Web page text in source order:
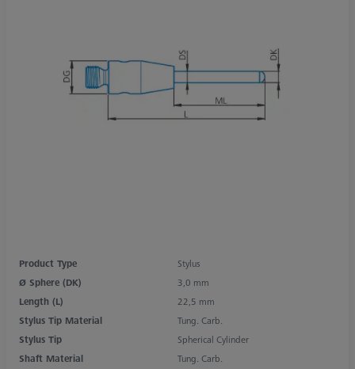
Product Type
Stylus
Ø Sphere (DK)
3,0 mm
Length (L)
22,5 mm
Stylus Tip Material
Tung. Carb.
Stylus Tip
Spherical Cylinder
Shaft Material
Tung. Carb.